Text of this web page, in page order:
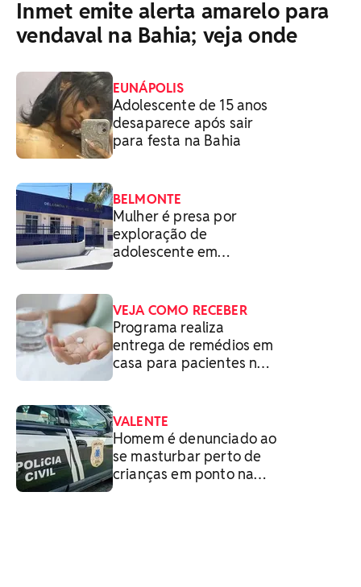
Inmet emite alerta amarelo para
vendaval na Bahia; veja onde
EUNÁPOLIS
Adolescente de 15 anos
desaparece após sair
para festa na Bahia
BELMONTE
Mulher é presa por
exploração de
adolescente em
VEJA COMO RECEBER
Programa realiza
entrega de remédios em
casa para pacientes na
VALENTE
Homem é denunciado ao
se masturbar perto de
crianças em ponto na